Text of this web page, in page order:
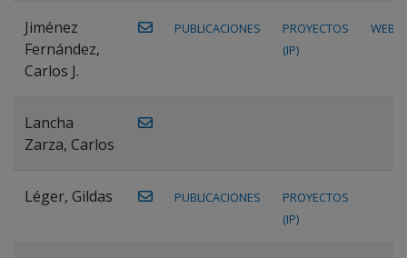
Jiménez
Fernández,
Carlos J.
PUBLICACIONES
PROYECTOS
(IP)
WEB
Lancha
Zarza, Carlos
Léger, Gildas PUBLICACIONES
PROYECTOS
(IP)